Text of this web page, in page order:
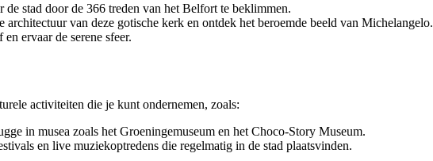
stad door de 366 treden van het Belfort te beklimmen.
van deze gotische kerk en ontdek het beroemde beeld van Michelangelo.
ervaar de serene sfeer.
activiteiten die je kunt ondernemen, zoals:
in musea zoals het Groeningemuseum en het Choco-Story Museum.
en live muziekoptredens die regelmatig in de stad plaatsvinden.